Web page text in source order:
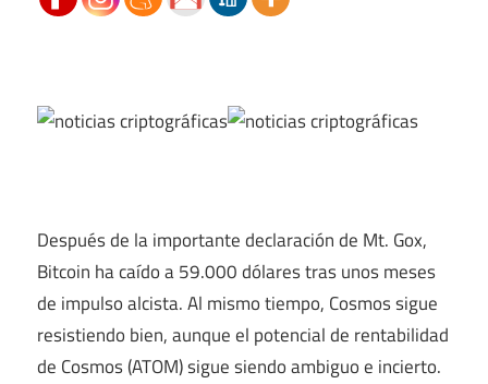
Después de la importante declaración de Mt. Gox,
Bitcoin ha caído a 59.000 dólares tras unos meses
de impulso alcista. Al mismo tiempo, Cosmos sigue
resistiendo bien, aunque el potencial de rentabilidad
de Cosmos (ATOM) sigue siendo ambiguo e incierto.